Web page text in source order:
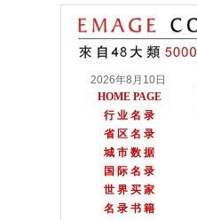
2026年8月10日
HOME PAGE
行 业 名 录
省 区 名 录
城 市 数 据
国 际 名 录
世 界 买 家
名 录 书 籍